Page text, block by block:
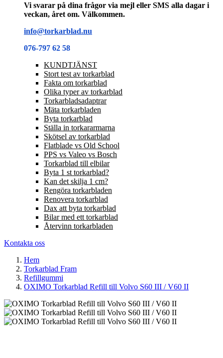
Vi svarar på dina frågor via mejl eller SMS alla dagar i
veckan, året om. Välkommen.
info@torkarblad.nu
076-797 62 58
KUNDTJÄNST
Stort test av torkarblad
Fakta om torkarblad
Olika typer av torkarblad
Torkarbladsadaptrar
Mäta torkarbladen
Byta torkarblad
Ställa in torkararmarna
Skötsel av torkarblad
Flatblade vs Old School
PPS vs Valeo vs Bosch
Torkarblad till elbilar
Byta 1 st torkarblad?
Kan det skilja 1 cm?
Rengöra torkarbladen
Renovera torkarblad
Dax att byta torkarblad
Bilar med ett torkarblad
Återvinn torkarbladen
Kontakta oss
Hem
Torkarblad Fram
Refillgummi
OXIMO Torkarblad Refill till Volvo S60 III / V60 II